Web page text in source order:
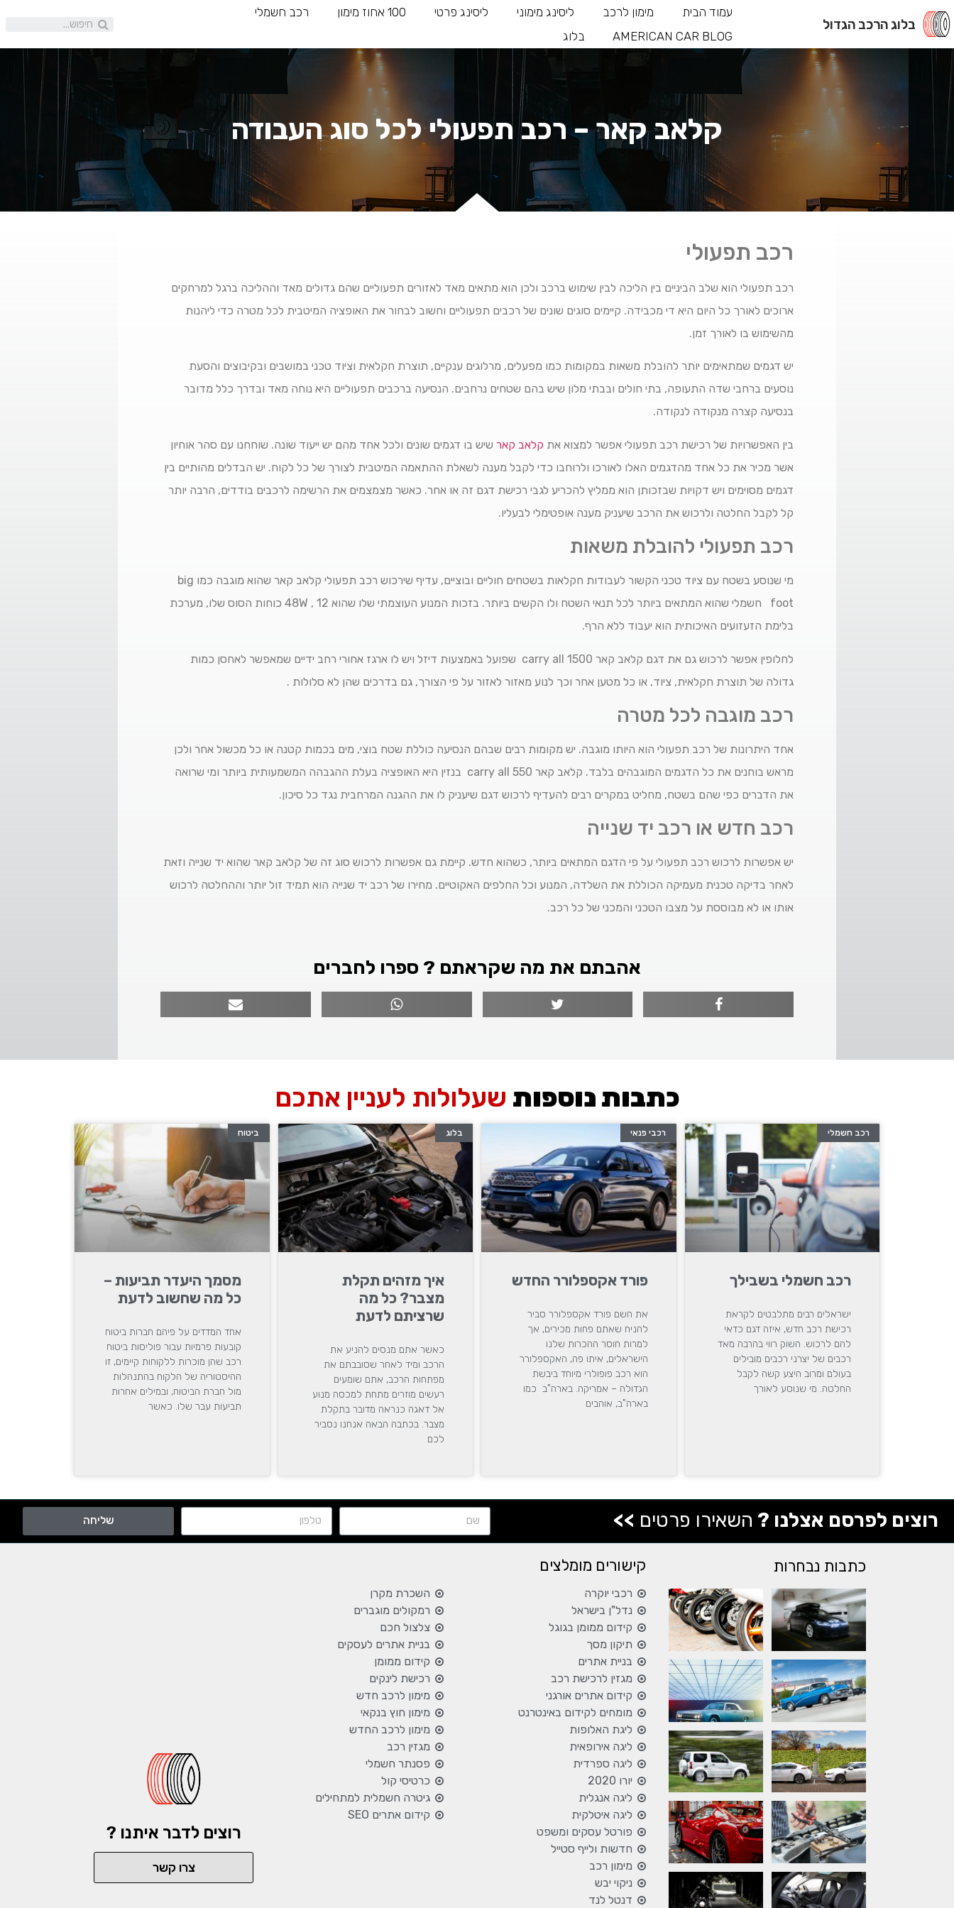
בלוג הרכב הגדול
עמוד הבית מימון לרכב ליסינג מימוני ליסינג פרטי 100 אחוז מימון
רכב חשמלי
AMERICAN CAR BLOG
בלוג
קלאב קאר – רכב תפעולי לכל סוג העבודה
רכב תפעולי
רכב תפעולי הוא שלב הביניים בין הליכה לבין שימוש ברכב ולכן הוא מתאים מאד לאזורים תפעוליים שהם גדולים מאד וההליכה ברגל למרחקים
ארוכים לאורך כל היום היא די מכבידה. קיימים סוגים שונים של רכבים תפעוליים וחשוב לבחור את האופציה המיטבית לכל מטרה כדי ליהנות
מהשימוש בו לאורך זמן.
יש דגמים שמתאימים יותר להובלת משאות במקומות כמו מפעלים, מרלוגים ענקיים, תוצרת חקלאית וציוד טכני במושבים ובקיבוצים והסעת
נוסעים ברחבי שדה התעופה, בתי חולים ובבתי מלון שיש בהם שטחים נרחבים. הנסיעה ברכבים תפעוליים היא נוחה מאד ובדרך כלל מדובר
בנסיעה קצרה מנקודה לנקודה.
בין האפשרויות של רכישת רכב תפעולי אפשר למצוא את קלאב קאר שיש בו דגמים שונים ולכל אחד מהם יש ייעוד שונה. שוחחנו עם סהר אוחיון
אשר מכיר את כל אחד מהדגמים האלו לאורכו ולרוחבו כדי לקבל מענה לשאלת ההתאמה המיטבית לצורך של כל לקוח. יש הבדלים מהותיים בין
דגמים מסוימים ויש דקויות שבזכותן הוא ממליץ להכריע לגבי רכישת דגם זה או אחר. כאשר מצמצמים את הרשימה לרכבים בודדים, הרבה יותר
קל לקבל החלטה ולרכוש את הרכב שיעניק מענה אופטימלי לבעליו.
רכב תפעולי להובלת משאות
מי שנוסע בשטח עם ציוד טכני הקשור לעבודות חקלאות בשטחים חוליים ובוציים, עדיף שירכוש רכב תפעולי קלאב קאר שהוא מוגבה כמו big
foot חשמלי שהוא המתאים ביותר לכל תנאי השטח ולו הקשים ביותר. בזכות המנוע העוצמתי שלו שהוא 48W , 12 כוחות הסוס שלו, מערכת
בלימת הזעזועים האיכותית הוא יעבוד ללא הרף.
לחלופין אפשר לרכוש גם את דגם קלאב קאר 1500 carry all שפועל באמצעות דיזל ויש לו ארגז אחורי רחב ידיים שמאפשר לאחסן כמות
גדולה של תוצרת חקלאית, ציוד, או כל מטען אחר וכך לנוע מאזור לאזור על פי הצורך, גם בדרכים שהן לא סלולות .
רכב מוגבה לכל מטרה
אחד היתרונות של רכב תפעולי הוא היותו מוגבה. יש מקומות רבים שבהם הנסיעה כוללת שטח בוצי, מים בכמות קטנה או כל מכשול אחר ולכן
מראש בוחנים את כל הדגמים המוגבהים בלבד. קלאב קאר 550 carry all בנזין היא האופציה בעלת ההגבהה המשמעותית ביותר ומי שרואה
את הדברים כפי שהם בשטח, מחליט במקרים רבים להעדיף לרכוש דגם שיעניק לו את ההגנה המרחבית נגד כל סיכון.
רכב חדש או רכב יד שנייה
יש אפשרות לרכוש רכב תפעולי על פי הדגם המתאים ביותר, כשהוא חדש. קיימת גם אפשרות לרכוש סוג זה של קלאב קאר שהוא יד שנייה וזאת
לאחר בדיקה טכנית מעמיקה הכוללת את השלדה, המנוע וכל החלפים האקוטיים. מחירו של רכב יד שנייה הוא תמיד זול יותר וההחלטה לרכוש
אותו או לא מבוססת על מצבו הטכני והמכני של כל רכב.
אהבתם את מה שקראתם ? ספרו לחברים
כתבות נוספות שעלולות לעניין אתכם
רכב חשמלי
רכב חשמלי בשבילך
ישראלים רבים מתלבטים לקראת
רכישת רכב חדש, איזה דגם כדאי
להם לרכוש. השוק רווי בהרבה מאד
רכבים של יצרני רכבים מובילים
בעולם ומרוב היצע קשה לקבל
החלטה. מי שנוסע לאורך
רכבי פנאי
פורד אקספלורר החדש
את השם פורד אקספלורר סביר
להניח שאתם פחות מכירים, אך
למרות חוסר ההכרות שלנו
הישראלים, איתו פה, האקספלורר
הוא רכב פופולרי מיוחד ביבשת
הגדולה – אמריקה. בארה"ב כמו
בארה"ב, אוהבים
בלוג
איך מזהים תקלת
מצבר? כל מה
שרציתם לדעת
כאשר אתם מנסים להניע את
הרכב ומיד לאחר שסובבתם את
מפתחות הרכב, אתם שומעים
רעשים מוזרים מתחת למכסה מנוע
אל דאגה כנראה מדובר בתקלת
מצבר. בכתבה הבאה אנחנו נסביר
לכם
ביטוח
מסמך היעדר תביעות –
כל מה שחשוב לדעת
אחד המדדים על פיהם חברות ביטוח
קובעות פרמיות עבור פוליסות ביטוח
רכב שהן מוכרות ללקוחות קיימים, זו
ההיסטוריה של הלקוח בהתנהלות
מול חברת הביטוח, ובמילים אחרות
תביעות עבר שלו. כאשר
רוצים לפרסם אצלנו ? השאירו פרטים >> שליחה
כתבות נבחרות קישורים מומלצים
רכבי יוקרה
נדל"ן בישראל
קידום ממומן בגוגל
תיקון מסך
בניית אתרים
מגזין לרכישת רכב
קידום אתרים אורגני
מומחים לקידום באינטרנט
ליגת האלופות
ליגה אירופאית
ליגה ספרדית
יורו 2020
ליגה אנגלית
ליגה איטלקית
פורטל עסקים ומשפט
חדשות ולייף סטייל
מימון רכב
ניקוי יבש
דנטל לנד
השכרת מקרן
רמקולים מוגברים
צלצול חכם
בניית אתרים לעסקים
קידום ממומן
רכישת לינקים
מימון לרכב חדש
מימון חוץ בנקאי
מימון לרכב החדש
מגזין רכב
פסנתר חשמלי
כרטיסי קול
גיטרה חשמלית למתחילים
קידום אתרים SEO
רוצים לדבר איתנו ?
צרו קשר